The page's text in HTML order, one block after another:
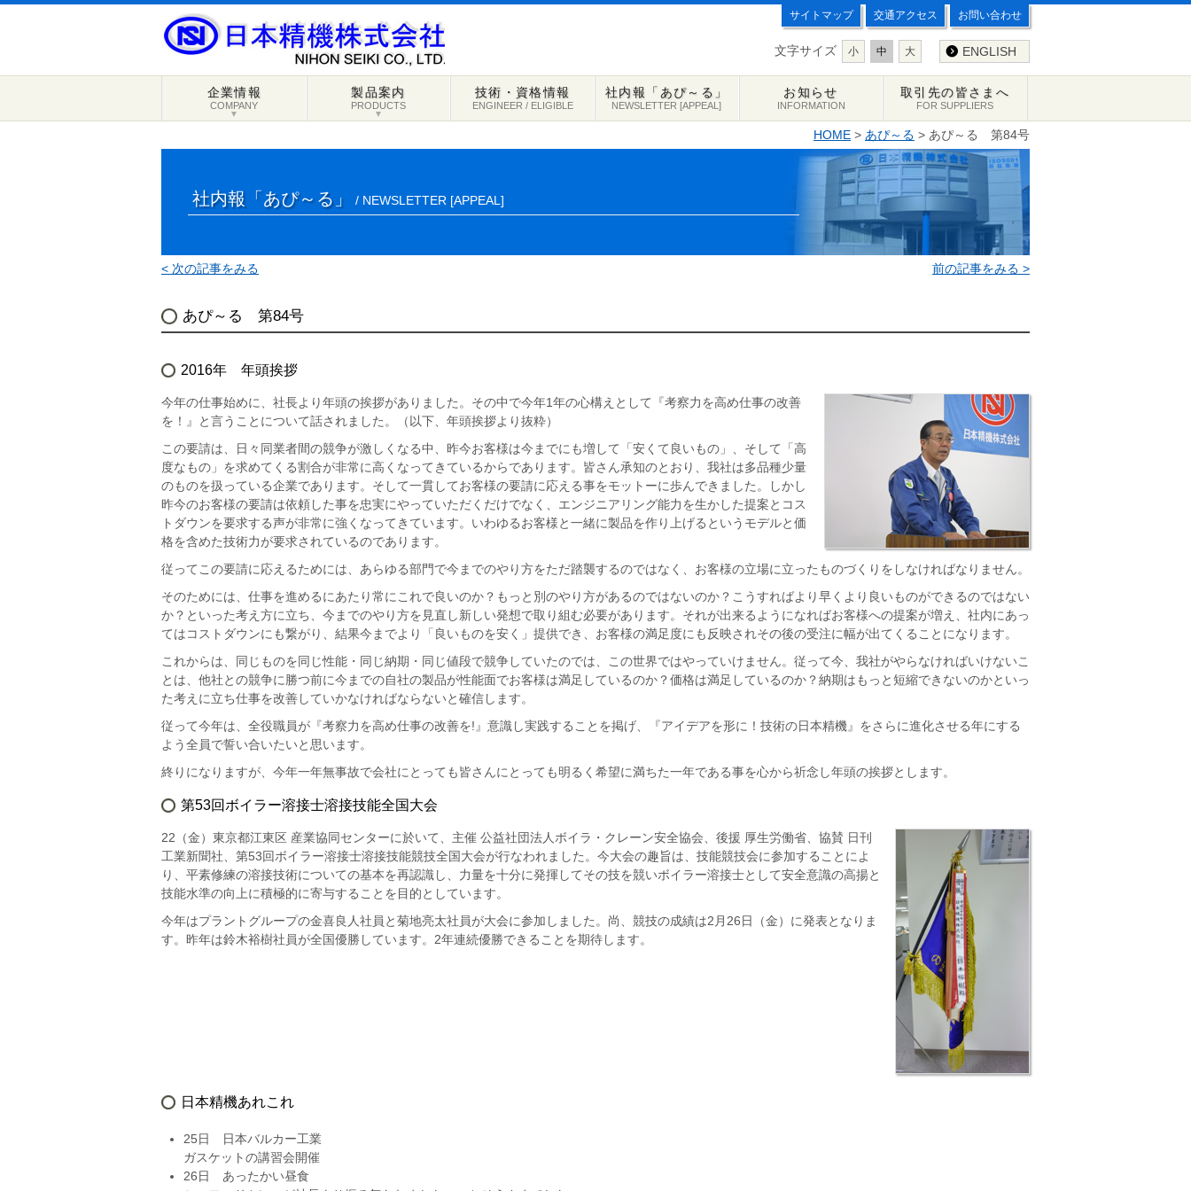
サイトマップ 交通アクセス お問い合わせ
文字サイズ 小 中 大 ENGLISH
▼
企業情報
COMPANY
▼
製品案内
PRODUCTS
技術・資格情報
ENGINEER / ELIGIBLE
社内報「あぴ～る」
NEWSLETTER [APPEAL]
お知らせ
INFORMATION
取引先の皆さまへ
FOR SUPPLIERS
HOME > あぴ～る > あぴ～る 第84号
社内報「あぴ～る」 / NEWSLETTER [APPEAL]
前の記事をみる >
< 次の記事をみる
あぴ～る 第84号
2016年 年頭挨拶
今年の仕事始めに、社長より年頭の挨拶がありました。その中で今年1年の心構えとして『考察力を高め仕事の改善
を！』と言うことについて話されました。（以下、年頭挨拶より抜粋）
この要請は、日々同業者間の競争が激しくなる中、昨今お客様は今までにも増して「安くて良いもの」、そして「高
度なもの」を求めてくる割合が非常に高くなってきているからであります。皆さん承知のとおり、我社は多品種少量
のものを扱っている企業であります。そして一貫してお客様の要請に応える事をモットーに歩んできました。しかし
昨今のお客様の要請は依頼した事を忠実にやっていただくだけでなく、エンジニアリング能力を生かした提案とコス
トダウンを要求する声が非常に強くなってきています。いわゆるお客様と一緒に製品を作り上げるというモデルと価
格を含めた技術力が要求されているのであります。
従ってこの要請に応えるためには、あらゆる部門で今までのやり方をただ踏襲するのではなく、お客様の立場に立ったものづくりをしなければなりません。
そのためには、仕事を進めるにあたり常にこれで良いのか？もっと別のやり方があるのではないのか？こうすればより早くより良いものができるのではない
か？といった考え方に立ち、今までのやり方を見直し新しい発想で取り組む必要があります。それが出来るようになればお客様への提案が増え、社内にあっ
てはコストダウンにも繋がり、結果今までより「良いものを安く」提供でき、お客様の満足度にも反映されその後の受注に幅が出てくることになります。
これからは、同じものを同じ性能・同じ納期・同じ値段で競争していたのでは、この世界ではやっていけません。従って今、我社がやらなければいけないこ
とは、他社との競争に勝つ前に今までの自社の製品が性能面でお客様は満足しているのか？価格は満足しているのか？納期はもっと短縮できないのかといっ
た考えに立ち仕事を改善していかなければならないと確信します。
従って今年は、全役職員が『考察力を高め仕事の改善を!』意識し実践することを掲げ、『アイデアを形に！技術の日本精機』をさらに進化させる年にする
よう全員で誓い合いたいと思います。
終りになりますが、今年一年無事故で会社にとっても皆さんにとっても明るく希望に満ちた一年である事を心から祈念し年頭の挨拶とします。
第53回ボイラー溶接士溶接技能全国大会
22（金）東京都江東区 産業協同センターに於いて、主催 公益社団法人ボイラ・クレーン安全協会、後援 厚生労働省、協賛 日刊
工業新聞社、第53回ボイラー溶接士溶接技能競技全国大会が行なわれました。今大会の趣旨は、技能競技会に参加することによ
り、平素修練の溶接技術についての基本を再認識し、力量を十分に発揮してその技を競いボイラー溶接士として安全意識の高揚と
技能水準の向上に積極的に寄与することを目的としています。
今年はプラントグループの金喜良人社員と菊地亮太社員が大会に参加しました。尚、競技の成績は2月26日（金）に発表となりま
す。昨年は鈴木裕樹社員が全国優勝しています。2年連続優勝できることを期待します。
日本精機あれこれ
25日 日本バルカー工業
ガスケットの講習会開催
26日 あったかい昼食